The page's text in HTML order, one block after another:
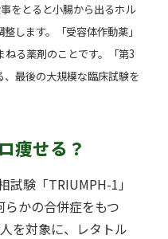
をとると小腸から出るホル
します。「受容体作動薬」
ねる薬剤のことです。「第3
最後の大規模な臨床試験を
痩せる？
試験「TRIUMPH-1」
かの合併症をもつ
を対象に、レタトル